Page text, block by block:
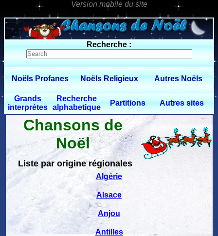
0 $limitbot 1 $limittot 2
Recherche :
Noëls Profanes Noëls Religieux Autres Noëls
Grands
interprètes
Recherche
alphabetique
Partitions Autres sites
Chansons de
Noël
Liste par origine régionales
Algérie
Alsace
Anjou
Antilles